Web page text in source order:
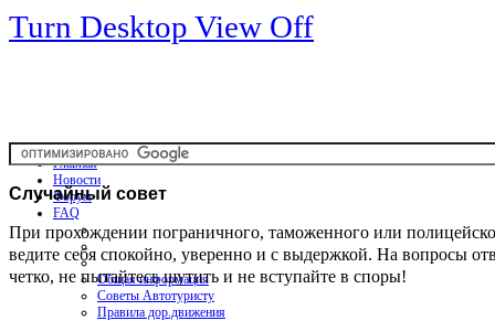
Turn Desktop View Off
Главная
Новости
Форум
FAQ
Общая информация
Советы Автотуристу
Правила дор.движения
Случайный совет
При прохождении пограничного, таможенного или
ведите себя спокойно, уверенно и с выдержкой. На вопросы
четко, не пытайтесь шутить и не вступайте в споры!